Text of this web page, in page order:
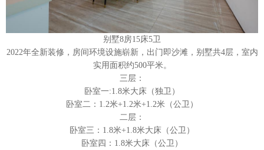
别墅8房15床5卫
2022年全新装修，房间环境设施崭新，出门即沙滩，别墅共4层，室内
实用面积约500平米。
三层：
卧室一:1.8米大床（独卫）
卧室二：1.2米+1.2米+1.2米（公卫）
二层：
卧室三：1.8米+1.8米大床（公卫）
卧室四：1.8米大床（公卫）